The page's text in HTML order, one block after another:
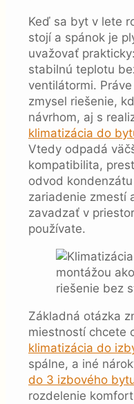
Keď sa byt v lete
stojí a spánok je
uvažovať
stabilnú teplotu
ventilátormi.
zmysel riešenie,
návrhom, aj s
klimatizácia do
Vtedy odpadá
kompatibilita,
odvod
zariadenie zmestí
zavadzať v
používate.
Základná otázka
miestností chcete
klimatizácia do
spálne, a iné
do 3 izbového
rozdelenie